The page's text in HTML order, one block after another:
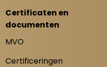
Certificaten en
documenten
MVO
Certificeringen